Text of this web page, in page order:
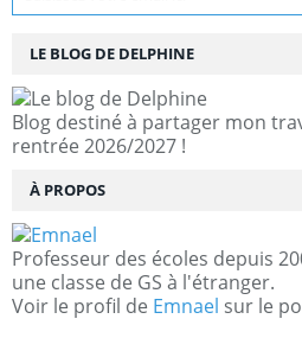
LE BLOG DE DELPHINE
Blog destiné à partager mon
rentrée 2026/2027 !
À PROPOS
Professeur des écoles depuis
une classe de GS à l'étranger.
Voir le profil de Emnael sur le